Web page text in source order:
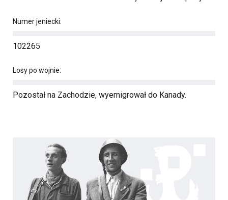
Numer jeniecki:
102265
Losy po wojnie:
Pozostał na Zachodzie, wyemigrował do Kanady.